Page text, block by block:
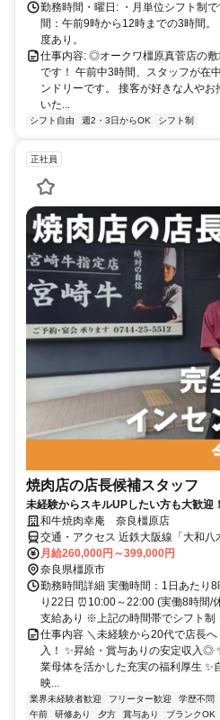
勤務時間・曜日: ・月単位シフト制
間：午前9時から12時までの3時間
度あり。
仕事内容: ◎オークワ橿原真菅店の
です！ 午前中3時間、スタッフが在
ンドリーです。 接客が好きな人や
いた...
シフト自由 週2・3日からOK シフト制
正社員
焼肉店の店長候補スタッフ
未経験からスキルUPしたい方も大歓
和牛焼肉幸庵 奈良橿原店
交通・アクセス 近鉄大阪線「大和
★交通費規定支給
月給260,000円～399,000円
奈良県橿原市
勤務時間詳細 実働時間：1日あたり
り22日 ⏰10:00～22:00 (実働8時間/
支給あり ※上記の時間帯でシフト
仕事内容 ＼未経験から20代で店長
入！ ✨昇給・賞与ありの安定収入◎
業母体を活かした充実の福利厚生 ✨
映...
業界未経験者歓迎 フリーター歓迎 学歴不問
午前
研修あり 夕方 賞与あり ブランクOK